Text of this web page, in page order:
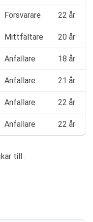
Försvarare 22 år
Mittfältare 20 år
Anfallare 18 år
Anfallare 21 år
Anfallare 22 år
Anfallare 22 år
till .